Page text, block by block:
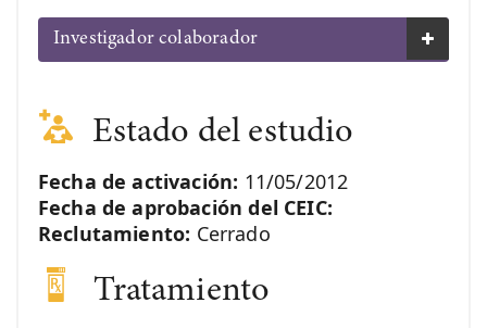
Investigador colaborador
Estado del estudio
Fecha de activación: 11/05/2012
Fecha de aprobación del CEIC:
Reclutamiento: Cerrado
Tratamiento